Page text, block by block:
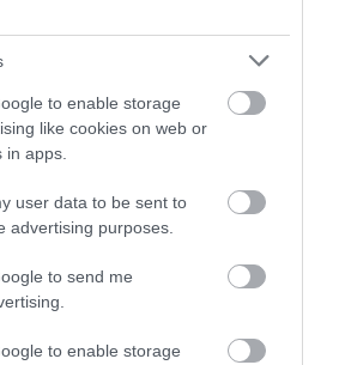
to enable storage
like cookies on web or
apps.
user data to be sent to
advertising purposes.
to send me
to enable storage
Από 1η Μαΐου το θερινό